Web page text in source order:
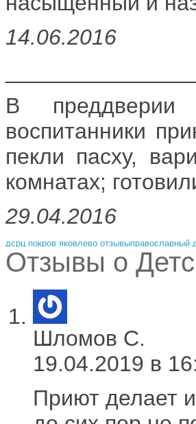
14.06.2016
В преддверии
воспитанники
пекли пасху,
комнатах;
29.04.2016
дсрц покров яковлево отзывыправославный
Отзывы о
Шломов С.
19.04.2019 в
Приют делает